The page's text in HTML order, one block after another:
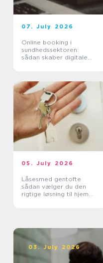
07. July 2026
Online booking i
sundhedssektoren:
sådan skaber digitale
05. July 2026
Låsesmed gentofte
sådan vælger du den
rigtige løsning til hjem
03. July 2026